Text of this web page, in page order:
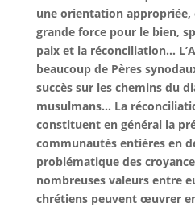
une orientation
grande force pour le bien,
paix et la réconciliation…
beaucoup de Pères
succès sur les chemins du
musulmans… La
constituent en général la
communautés entières en
problématique des
nombreuses valeurs entre
chrétiens peuvent œuvrer